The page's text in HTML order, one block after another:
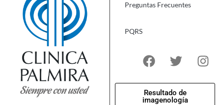
Preguntas Frecuentes
PQRS
Resultado de
imagenología